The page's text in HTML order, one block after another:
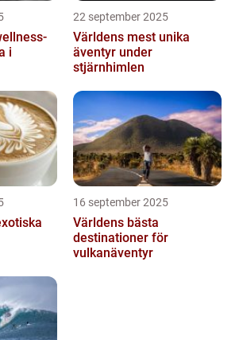
i
22 september 2025
Världens mest unika
äventyr under
stjärnhimlen
16 september 2025
Världens bästa
destinationer för
vulkanäventyr